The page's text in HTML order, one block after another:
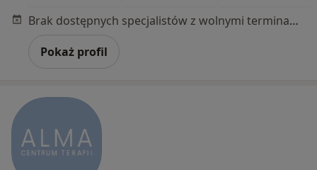
Brak dostępnych specjalistów z wolnymi terminami w tym centrum medycznym.
Pokaż profil